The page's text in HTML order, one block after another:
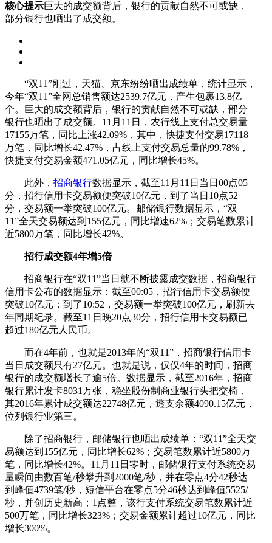
核心提示巨大的成交额背后，银行的贡献自然不可或缺，
部分银行也晒出了成交额。
“双11”刚过，天猫、京东纷纷晒出成绩单，统计显示，
今年“双11”全网总销售额达2539.7亿元，产生包裹13.8亿
个。巨大的成交额背后，银行的贡献自然不可或缺，部分
银行也晒出了成交额。11月11日，农行线上支付总交易量
17155万笔，同比上涨42.09%，其中，快捷支付交易17118
万笔，同比增长42.47%，占线上支付交易总量的99.78%，
快捷支付交易金额471.05亿元，同比增长45%。
此外， 招商银行数据显示，截至11月11日当日00点05
分，招行信用卡交易额便突破10亿元，到了当日10点52
分，交易额一举突破100亿元。邮储银行数据显示，“双
11”全天交易额达到155亿元，同比增速62%；交易笔数累计
近5800万笔，同比增长42%。
招行成交额4年增5倍
招商银行在“双11”当日就不断披露成交数据，招商银行
信用卡公布的数据显示：截至00:05，招行信用卡交易额便
突破10亿元；到了10:52，交易额一举突破100亿元，刷新去
年同期纪录。截至11日晚20点30分，招行信用卡交易额已
超过180亿元人民币。
而在4年前，也就是2013年的“双11”，招商银行信用卡
当日成交额只有27亿元。也就是说，仅仅4年的时间，招商
银行的成交额增长了逾5倍。数据显示，截至2016年，招商
银行累计发卡8031万张，稳坐股份制商业银行头把交椅，
其2016年累计成交额达22748亿元，透支余额4090.15亿元，
位列银行业第三。
除了招商银行，邮储银行也晒出成绩单：“双11”全天交
易额达到155亿元，同比增长62%；交易笔数累计近5800万
笔，同比增长42%。11月11日零时，邮储银行支付系统交易
量瞬间由数百笔/秒攀升到2000笔/秒，并在零点4分42秒达
到峰值4739笔/秒，短信平台在零点5分46秒达到峰值5525/
秒，并创历史新高；1点整，该行支付系统交易笔数累计近
500万笔，同比增长323%；交易金额累计超过10亿元，同比
增长300%。